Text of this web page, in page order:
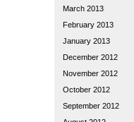
March 2013
February 2013
January 2013
December 2012
November 2012
October 2012
September 2012